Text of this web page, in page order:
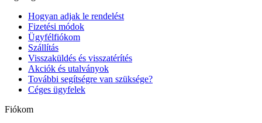
Hogyan adjak le rendelést
Fizetési módok
Ügyfélfiókom
Szállítás
Visszaküldés és visszatérítés
Akciók és utalványok
További segítségre van szüksége?
Céges ügyfelek
Fiókom